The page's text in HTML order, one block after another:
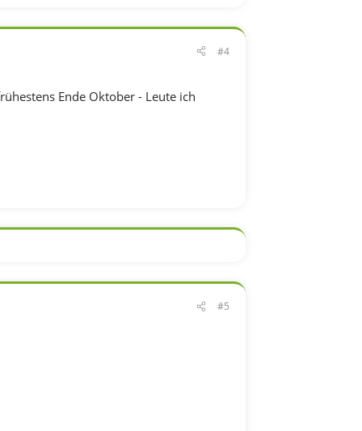
#4
Ende Oktober - Leute ich
#5